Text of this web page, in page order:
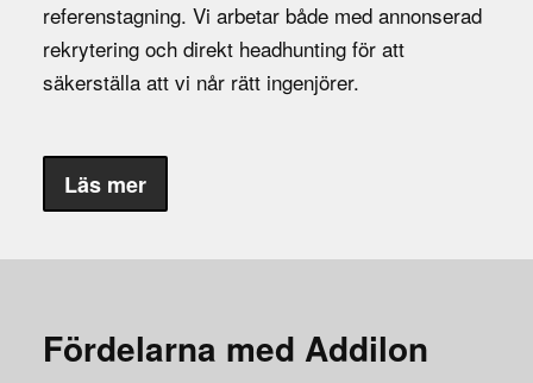
referenstagning. Vi arbetar både med annonserad
rekrytering och direkt headhunting för att
säkerställa att vi når rätt ingenjörer.
Läs mer
Fördelarna med Addilon